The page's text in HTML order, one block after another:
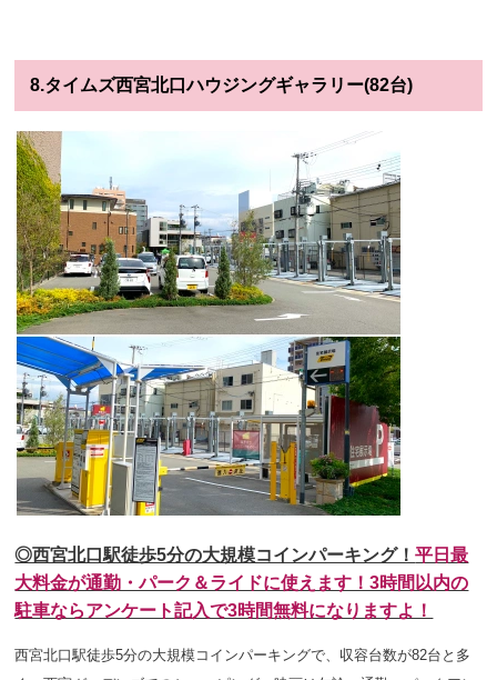
8.タイムズ西宮北口ハウジングギャラリー(82台)
◎西宮北口駅徒歩5分の大規模コインパーキング！平日最
大料金が通勤・パーク＆ライドに使えます！3時間以内の
駐車ならアンケート記入で3時間無料になりますよ！
西宮北口駅徒歩5分の大規模コインパーキングで、収容台数が82台と多